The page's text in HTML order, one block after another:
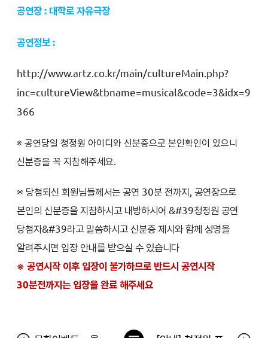
공연장 : 대학로 자유극장
공연정보 :
http://www.artz.co.kr/main/cultureMain.php?
inc=cultureView&tbname=musical&code=3&idx=9
366
※ 공연당일 청정원 아이디와 신분증으로 본인확인이 있으니
신분증을 꼭 지참해주세요.
※ 당첨되신 회원님들께서는 공연 30분 전까지, 공연장으로
본인의 신분증을 지참하시고 내방하시어 &#39청정원 공연
당첨자&#39라고 말씀하시고 신분증 제시와 함께 성명을
알려주시면 입장 안내를 받으실 수 있습니다
※ 공연시작 이후 입장이 불가하므로 반드시 공연시작
30분전까지는 입장을 완료 해주세요